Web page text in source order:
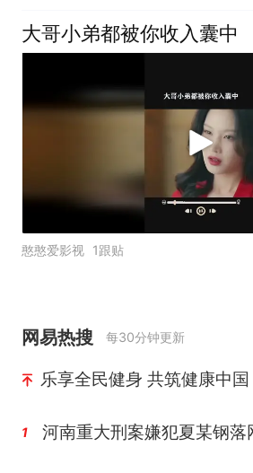
大哥小弟都被你收入囊中
憨憨爱影视 1跟贴
网易热搜 每30分钟更新
乐享全民健身 共筑健康中国
1 河南重大刑案嫌犯夏某钢落